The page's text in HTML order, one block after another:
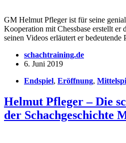
GM Helmut Pfleger ist für seine
Kooperation mit Chessbase erstellt er
seinen Videos erläutert er bedeutende
schachtraining.de
6. Juni 2019
Endspiel, Eröffnung,
Helmut Pfleger – Die
der Schachgeschichte